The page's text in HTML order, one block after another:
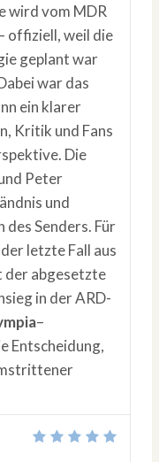
wird vom MDR
offiziell, weil die
geplant war
war das
ein klarer
Kritik und Fans
Die
Peter
und
Senders. Für
letzte Fall aus
der abgesetzte
in der ARD-
–
Entscheidung,